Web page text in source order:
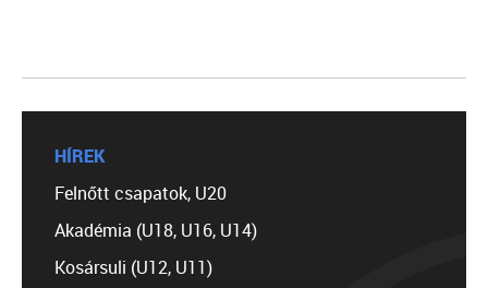
HÍREK
Felnőtt csapatok, U20
Akadémia (U18, U16, U14)
Kosársuli (U12, U11)